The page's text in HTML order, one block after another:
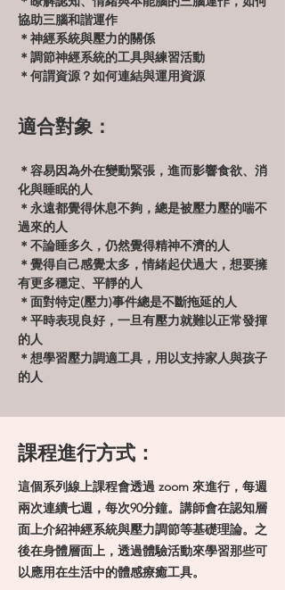
協助三腦和諧運作
＊神經系統與壓力的關係
＊調節神經系統的工具與練習活動
＊何謂資源？如何連結與運用資源
適合對象：
＊容易因為外在變動緊張，進而影響食欲、消
化與睡眠的人
＊永遠都覺得休息不夠，總是被壓力壓的喘不
過來的人
＊不論睡多久，仍然覺得精神不濟的人
＊覺得自己感覺太多，情緒起伏過大，想要擁
有更多穩定、平靜的人
＊面對特定(壓力)事件總是不斷拖延的人
＊平時表現良好，一旦有壓力就難以正常發揮
的人
＊想學習壓力調適工具，用以支持家人與孩子
的人
課程進行方式：
這個系列線上課程會透過 zoom 來進行，每週
兩次連續七週，每次90分鐘。講師會在認知層
面上介紹神經系統與壓力調節等基礎理論。之
後在身體層面上，透過體驗活動來學習那些可
以應用在生活中的體感療癒工具。